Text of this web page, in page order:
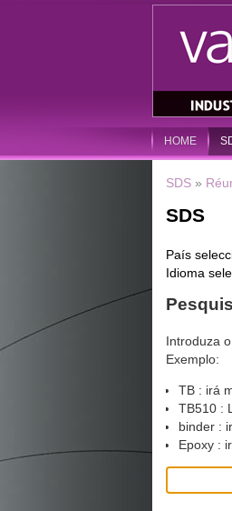
HOME
SDS »
SDS
País
Idioma
Introduza
Exemplo:
TB : irá
TB510 :
binder :
Epoxy :